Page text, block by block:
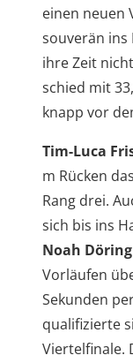
einen neuen
souverän ins
ihre Zeit
schied mit
knapp vor
Tim-Luca
m Rücken
Rang drei.
sich bis ins
Noah Döring
Vorläufen
Sekunden
qualifizierte
Viertelfinale.